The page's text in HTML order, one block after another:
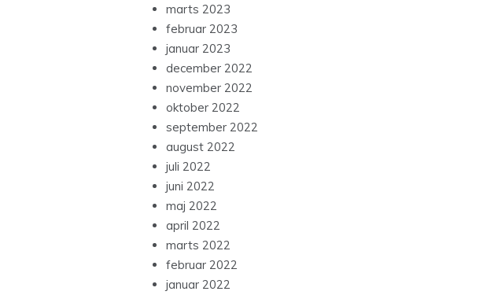
marts 2023
februar 2023
januar 2023
december 2022
november 2022
oktober 2022
september 2022
august 2022
juli 2022
juni 2022
maj 2022
april 2022
marts 2022
februar 2022
januar 2022